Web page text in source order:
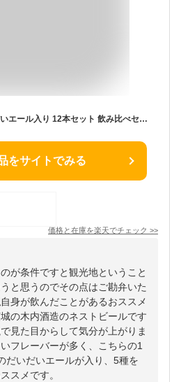
常陸野ネストビール だいだいエール入り 12本セット 飲み比べセット 詰め合わせ 木内酒造 クラフトビール 地ビール おしゃれ 大容量 ギフト 贈り物 お祝い プレゼント 内祝い 還暦祝い 誕生日 贈答用 お歳暮 母の日 父の日 お中元 [DHNB-48]
をサイトでみる
価格と在庫を楽天でチェック >>
が条件ですと観光地ということ
と思うのでその点はご勘弁いた
身が飲んだことがあるおススメ
の木内酒造のネストビールです
見た目からして気分が上がりま
フレーバーが多く、こちらの1
だいだいエールが入り、5種を
スメです。